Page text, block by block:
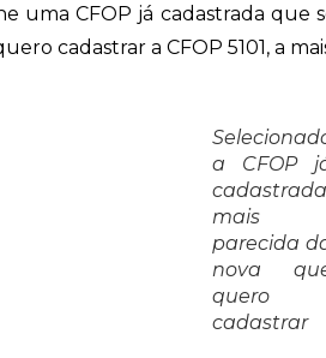
uma CFOP já cadastrada que
cadastrar a CFOP 5101, a
a CFOP
cadastrada
mais
parecida
nova
quero
cadastrar